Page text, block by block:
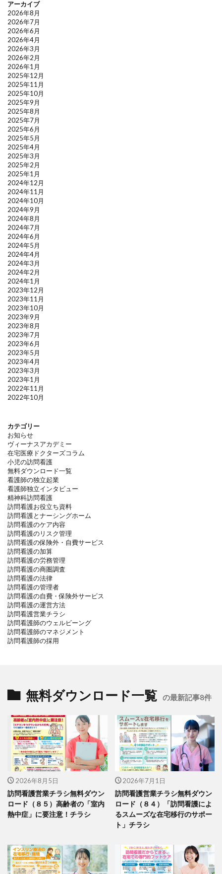
アーカイブ
2026年8月
2026年7月
2026年6月
2026年4月
2026年3月
2026年2月
2026年1月
2025年12月
2025年11月
2025年10月
2025年9月
2025年8月
2025年7月
2025年6月
2025年5月
2025年4月
2025年3月
2025年2月
2025年1月
2024年12月
2024年11月
2024年10月
2024年9月
2024年8月
2024年7月
2024年6月
2024年5月
2024年4月
2024年3月
2024年2月
2024年1月
2023年12月
2023年11月
2023年10月
2023年9月
2023年8月
2023年7月
2023年6月
2023年5月
2023年4月
2023年3月
2023年1月
2022年11月
2022年10月
カテゴリー
お知らせ
ヴィーナスアカデミー
在宅医療ドクターズコラム
小児の訪問看護
無料ダウンロード一覧
看護師の独立起業
看護師独立インタビュー
精神科訪問看護
訪問看護お役立ち資料
訪問看護とナーシングホーム
訪問看護のケア内容
訪問看護のリスク管理
訪問看護の保険外・自費サービス
訪問看護の加算
訪問看護の労務管理
訪問看護の商圏調査
訪問看護の法律
訪問看護の管理者
訪問看護の自費・保険外サービス
訪問看護の運営方法
訪問看護営業チラシ
訪問看護師のウェルビーング
訪問看護師のマネジメント
訪問看護師の採用
無料ダウンロード一覧 の最新記事8件
2026年8月5日
訪問看護営業チラシ無料ダウン
ロード（８５）高齢者の「室内
熱中症」に要注意！チラシ
2026年7月1日
訪問看護営業チラシ無料ダウン
ロード（８４）「訪問看護によ
るスムーズな在宅移行のサポー
ト」チラシ